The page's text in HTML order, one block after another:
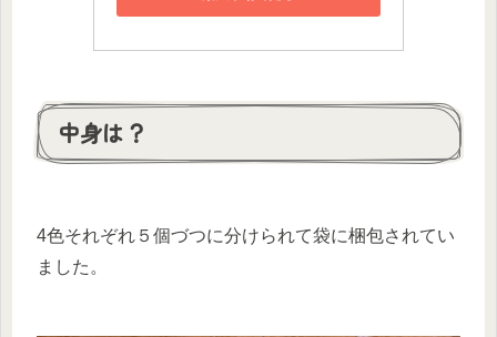
中身は？
4色それぞれ５個づつに分けられて袋に梱包されてい
ました。